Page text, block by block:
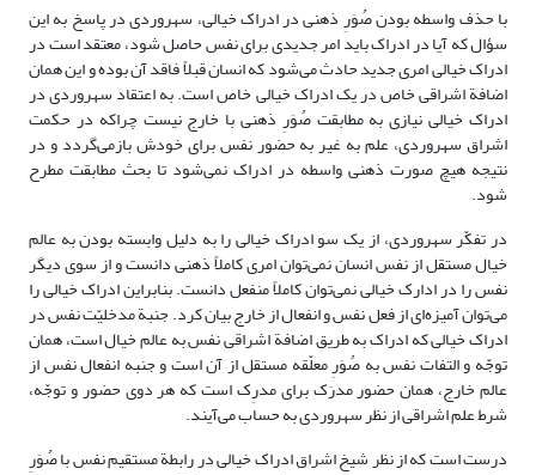
با حذف واسطه بودن صُوَرِ ذهنی در ادراک خیالی، سهروردی در پاسخ به این
سؤال که آیا در ادراک باید امر جدیدی برای نفس حاصل شود، معتقد است در
ادراک خیالی امری جدید حادث می‌شود که انسان قبلاً فاقد آن بوده و این همان
اضافة اشراقی خاص در یک ادراک خیالی خاص است. به اعتقاد سهروردی در
ادراک خیالی نیازی به مطابقت صُوَرِ ذهنی با خارج نیست چراکه در حکمت
اشراق سهروردی، علم به غیر به حضور نفس برای خودش بازمی‌گردد و در
نتیجه هیچ صورت ذهنی واسطه در ادراک نمی‌شود تا بحث مطابقت مطرح
شود.
در تفکّر سهروردی، از یک سو ادراک خیالی را به دلیل وابسته بودن به عالم
خیال مستقل از نفس انسان نمی‌توان امری کاملاً ذهنی دانست و از سوی دیگر
نفس را در ادارک خیالی نمی‌توان کاملاً منفعل دانست. بنابراین ادراک خیالی را
می‌توان آمیزه‌ای از فعل نفس و انفعال از خارج بیان کرد. جنبة مدخلیّت نفس در
ادراک خیالی که ادراک به طریق اضافة اشراقی نفس به عالم خیال است، همان
توجّه و التفات نفس به صُوَرِ معلّقه مستقل از آن است و جنبه انفعال نفس از
عالم خارج، همان حضور مدرَک برای مدرِک است که هر دوی حضور و توجّه،
شرط علم اشراقی از نظر سهروردی به حساب می‌آیند.
درست است که از نظر شیخ اشراق ادراک خیالی در رابطة مستقیم نفس با صُوَرِ